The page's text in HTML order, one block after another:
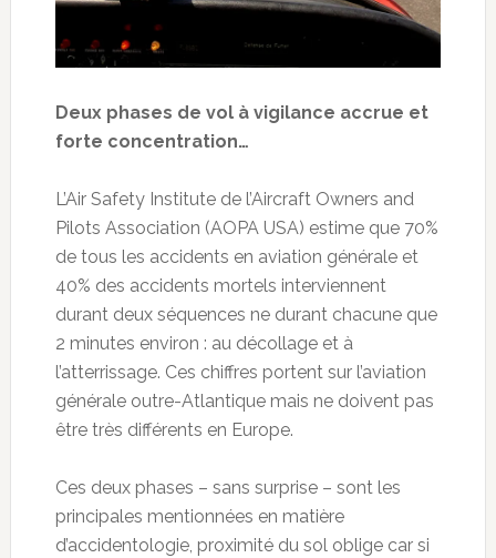
Deux phases de vol à vigilance accrue et
forte concentration…
L’Air Safety Institute de l’Aircraft Owners and
Pilots Association (AOPA USA) estime que 70%
de tous les accidents en aviation générale et
40% des accidents mortels interviennent
durant deux séquences ne durant chacune que
2 minutes environ : au décollage et à
l’atterrissage. Ces chiffres portent sur l’aviation
générale outre-Atlantique mais ne doivent pas
être très différents en Europe.
Ces deux phases – sans surprise – sont les
principales mentionnées en matière
d’accidentologie, proximité du sol oblige car si